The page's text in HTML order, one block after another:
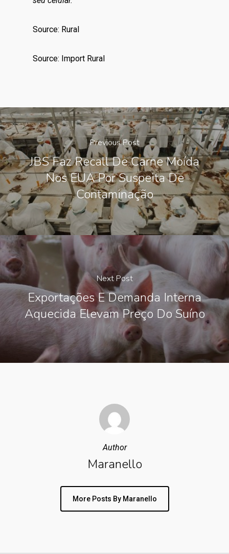
Source: Rural
Source: Import Rural
Previous Post
JBS Faz Recall De Carne Moída
Nos EUA Por Suspeita De
Contaminação
Next Post
Exportações E Demanda Interna
Aquecida Elevam Preço Do Suíno
Author
Maranello
More Posts By Maranello